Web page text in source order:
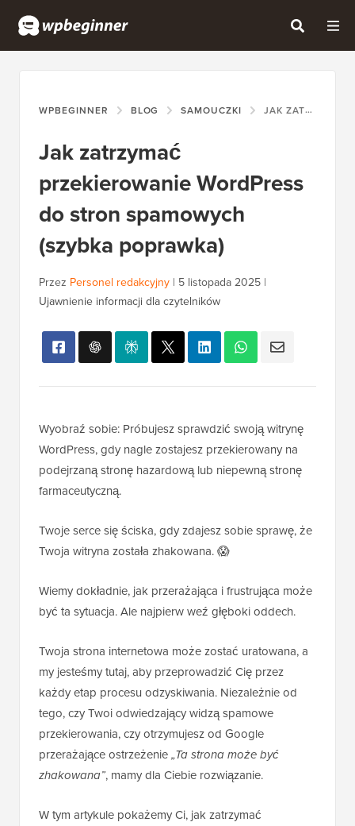
WPBEGINNER BLOG SAMOUCZKI JAK ZATRZYMAĆ PRZEKIEROWANIE WORDPRESS DO STRON SPAMOWYCH (SZYBKA POPRAWKA)
Jak zatrzymać
przekierowanie WordPress
do stron spamowych
(szybka poprawka)
Przez Personel redakcyjny | 5 listopada 2025 |
Ujawnienie informacji dla czytelników
Wyobraź sobie: Próbujesz sprawdzić swoją witrynę
WordPress, gdy nagle zostajesz przekierowany na
podejrzaną stronę hazardową lub niepewną stronę
farmaceutyczną.
Twoje serce się ściska, gdy zdajesz sobie sprawę, że
Twoja witryna została zhakowana. 😱
Wiemy dokładnie, jak przerażająca i frustrująca może
być ta sytuacja. Ale najpierw weź głęboki oddech.
Twoja strona internetowa może zostać uratowana, a
my jesteśmy tutaj, aby przeprowadzić Cię przez
każdy etap procesu odzyskiwania. Niezależnie od
tego, czy Twoi odwiedzający widzą spamowe
przekierowania, czy otrzymujesz od Google
przerażające ostrzeżenie„Ta strona może być
zhakowana”, mamy dla Ciebie rozwiązanie.
W tym artykule pokażemy Ci, jak zatrzymać